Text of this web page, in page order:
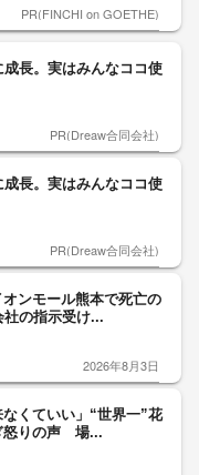
PR(FINCHI on GOETHE)
長。実はみんなココ使
PR(Dreaw合同会社)
長。実はみんなココ使
PR(Dreaw合同会社)
ンモール熊本で死亡の
の指示受け...
2026年8月3日
なくていい」“世界一”花
怒りの声 場...